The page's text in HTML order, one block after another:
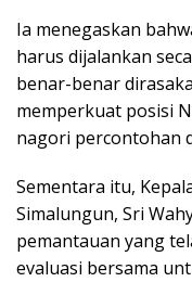
Ia menegaskan
harus dijalankan
benar-benar
memperkuat posisi
nagori percontohan
Sementara itu,
Simalungun, Sri
pemantauan yang
evaluasi bersama